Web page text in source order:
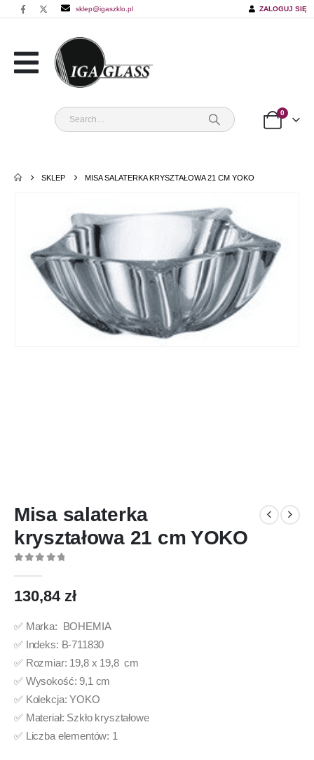
sklep@igaszklo.pl ZALOGUJ SIĘ
0
SKLEP MISA SALATERKA KRYSZTAŁOWA 21 CM YOKO
Misa salaterka
kryształowa 21 cm YOKO
130,84 zł
✅ Marka: BOHEMIA
✅ Indeks: B-711830
✅ Rozmiar: 19,8 x 19,8 cm
✅ Wysokość: 9,1 cm
✅ Kolekcja: YOKO
✅ Materiał: Szkło kryształowe
✅ Liczba elementów: 1